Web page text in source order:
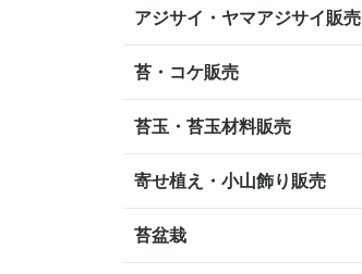
アジサイ・ヤマアジサイ販売
苔・コケ販売
苔玉・苔玉材料販売
寄せ植え・小山飾り販売
苔盆栽